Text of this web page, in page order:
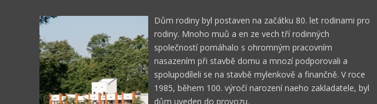
Dům rodiny byl postaven na začátku 80. let rodinami pro
rodiny. Mnoho muů a en ze vech tří rodinných
společností pomáhalo s ohromným pracovním
nasazením při stavbě domu a mnozí podporovali a
spolupodíleli se na stavbě mylenkově a finančně. V roce
1985, během 100. výročí narození naeho zakladatele, byl
dům uveden do provozu.